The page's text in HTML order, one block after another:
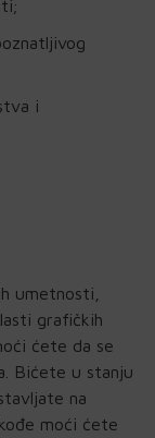
i
umetnosti,
grafičkih
ćete da se
Bićete u stanju
na
moći ćete